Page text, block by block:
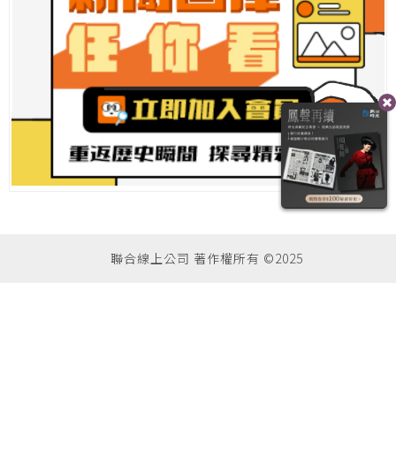
聯合線上公司 著作權所有 ©2025